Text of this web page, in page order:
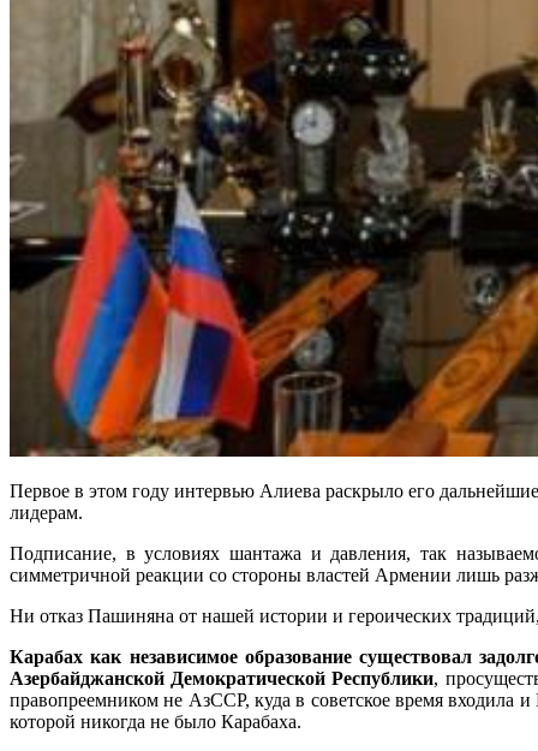
Первое в этом году интервью Алиева раскрыло его
лидерам.
Подписание, в условиях шантажа и давления, так
симметричной реакции со стороны властей Армении лишь
Ни отказ Пашиняна от нашей истории и героических
Карабах как независимое образование существовал
Азербайджанской Демократической Республики,
правопреемником не АзССР, куда в советское время входила
которой никогда не было Карабаха.